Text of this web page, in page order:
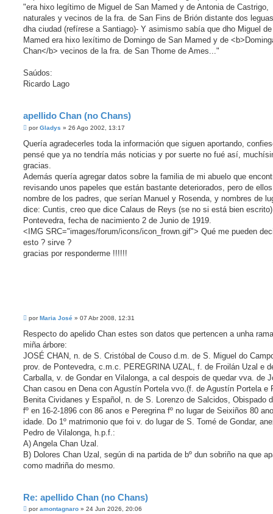
"era hixo legítimo de Miguel de San Mamed y de Antonia de Castrigo,
naturales y vecinos de la fra. de San Fins de Brión distante dos
dha ciudad (refírese a Santiago)- Y asimismo sabía que dho Miguel
Mamed era hixo lexítimo de Domingo de San Mamed y de
Chan</b> vecinos de la fra. de San Thome de Ames..."
Saúdos:
Ricardo Lago
apellido Chan (no Chans)
M
n
s
a
j
e
porGladys » 26 Ago 2002, 13:17
Quería agradecerles toda la información que siguen aportando,
pensé que ya no tendría más noticias y por suerte no fué así,
gracias.
Además quería agregar datos sobre la familia de mi abuelo que
revisando unos papeles que están bastante deteriorados, pero de
nombre de los padres, que serían Manuel y Rosenda, y nombres de
dice: Cuntis, creo que dice Calaus de Reys (se no si está bien
Pontevedra, fecha de nacimiento 2 de Junio de 1919.
<IMG SRC="images/forum/icons/icon_frown.gif"> Qué me pueden
esto ? sirve ?
gracias por responderme !!!!!!
M
n
a
j
porMaria José » 07 Abr 2008, 12:31
Respecto do apelido Chan estes son datos que pertencen a unha
miña árbore:
JOSÉ CHAN, n. de S. Cristóbal de Couso d.m. de S. Miguel do
prov. de Pontevedra, c.m.c. PEREGRINA UZAL, f. de Froilán Uzal e
Carballa, v. de Gondar en Vilalonga, a cal despois de quedar vva. de
Chan casou en Dena con Agustín Portela vvo.(f. de Agustín Portela e
Benita Cividanes y Español, n. de S. Lorenzo de Salcidos, Obispado
fº en 16-2-1896 con 86 anos e Peregrina fº no lugar de Seixiños 80
idade. Do 1º matrimonio que foi v. do lugar de S. Tomé de Gondar,
Pedro de Vilalonga, h.p.f.:
A) Angela Chan Uzal.
B) Dolores Chan Uzal, según di na partida de bº dun sobriño na que
como madriña do mesmo.
Re: apellido Chan (no Chans)
Mporamontagnaro » 24 Jun 2026, 20:06